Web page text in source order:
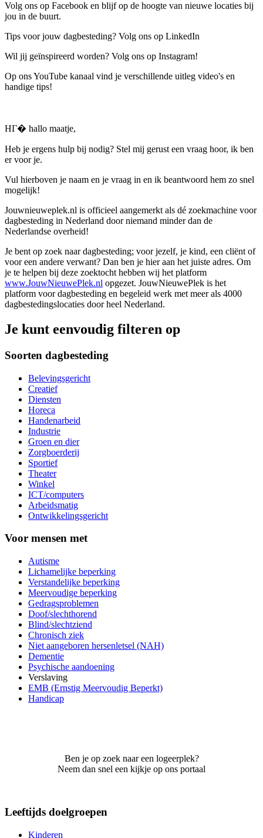
Volg ons op Facebook en blijf op de hoogte van nieuwe locaties bij
jou in de buurt.
Tips voor jouw dagbesteding? Volg ons op LinkedIn
Wil jij geïnspireerd worden? Volg ons op Instagram!
Op ons YouTube kanaal vind je verschillende uitleg video's en
handige tips!
HГ� hallo maatje,
Heb je ergens hulp bij nodig? Stel mij gerust een vraag hoor, ik ben
er voor je.
Vul hierboven je naam en je vraag in en ik beantwoord hem zo snel
mogelijk!
Jouwnieuweplek.nl is officieel aangemerkt als dé zoekmachine voor
dagbesteding in Nederland door niemand minder dan de
Nederlandse overheid!
Je bent op zoek naar dagbesteding; voor jezelf, je kind, een cliënt of
voor een andere verwant? Dan ben je hier aan het juiste adres. Om
je te helpen bij deze zoektocht hebben wij het platform
www.JouwNieuwePlek.nl opgezet. JouwNieuwePlek is het
platform voor dagbesteding en begeleid werk met meer als 4000
dagbestedingslocaties door heel Nederland.
Je kunt eenvoudig filteren op
Soorten dagbesteding
Belevingsgericht
Creatief
Diensten
Horeca
Handenarbeid
Industrie
Groen en dier
Zorgboerderij
Sportief
Theater
Winkel
ICT/computers
Arbeidsmatig
Ontwikkelingsgericht
Voor mensen met
Autisme
Lichamelijke beperking
Verstandelijke beperking
Meervoudige beperking
Gedragsproblemen
Doof/slechthorend
Blind/slechtziend
Chronisch ziek
Niet aangeboren hersenletsel (NAH)
Dementie
Psychische aandoening
Verslaving
EMB (Ernstig Meervoudig Beperkt)
Handicap
Ben je op zoek naar een logeerplek?
Neem dan snel een kijkje op ons portaal
Leeftijds doelgroepen
Kinderen